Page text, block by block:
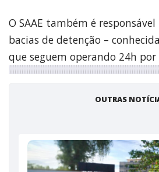
O SAAE também é
bacias de detenção –
que seguem operando 24h por
OUTRAS